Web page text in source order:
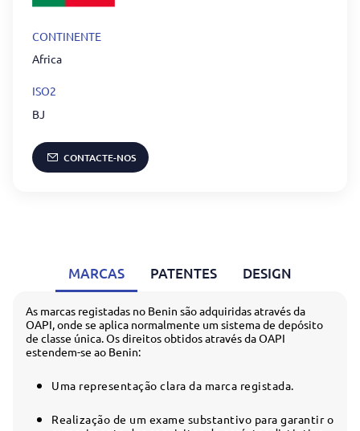
CONTINENTE
Africa
ISO2
BJ
CONTACTE-NOS
MARCAS PATENTES DESIGN
As marcas registadas no Benin são adquiridas através da
OAPI, onde se aplica normalmente um sistema de depósito
de classe única. Os direitos obtidos através da OAPI
estendem-se ao Benin:
Uma representação clara da marca registada.
Realização de um exame substantivo para garantir o